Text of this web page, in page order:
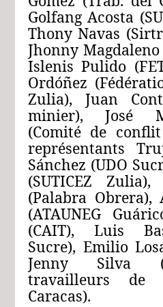
Golfang Acosta
Thony Navas
Jhonny
Islenis Pulido
Ordóñez
Zulia), Juan
minier), José
(Comité de
représentants
Sánchez (UDO
(SUTICEZ
(Palabra
(ATAUNEG
(CAIT), Luis
Sucre), Emilio
Jenny Silva
travailleurs
Caracas).